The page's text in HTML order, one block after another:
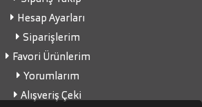
Hesap Ayarları
Siparişlerim
Favori Ürünlerim
Yorumlarım
Alışveriş Çeki